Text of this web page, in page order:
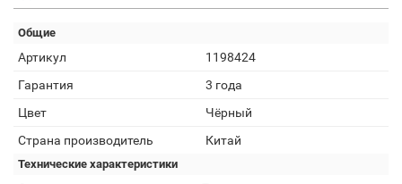
Общие
Артикул
1198424
Гарантия
3 года
Цвет
Чёрный
Страна производитель
Китай
Технические характеристики